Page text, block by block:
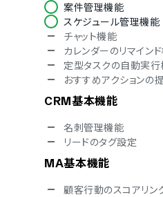
ドイツ語
ノルウェー語
スペイン語
アラビア語
クロアチア語
ヒンディー語
トルコ語
案件管理機能
スケジュール管理機能
チャット機能
カレンダーのリマイン
定型タスクの自動実
おすすめアクションの
CRM基本機能
名刺管理機能
リードのタグ設定
MA基本機能
顧客行動のスコアリン